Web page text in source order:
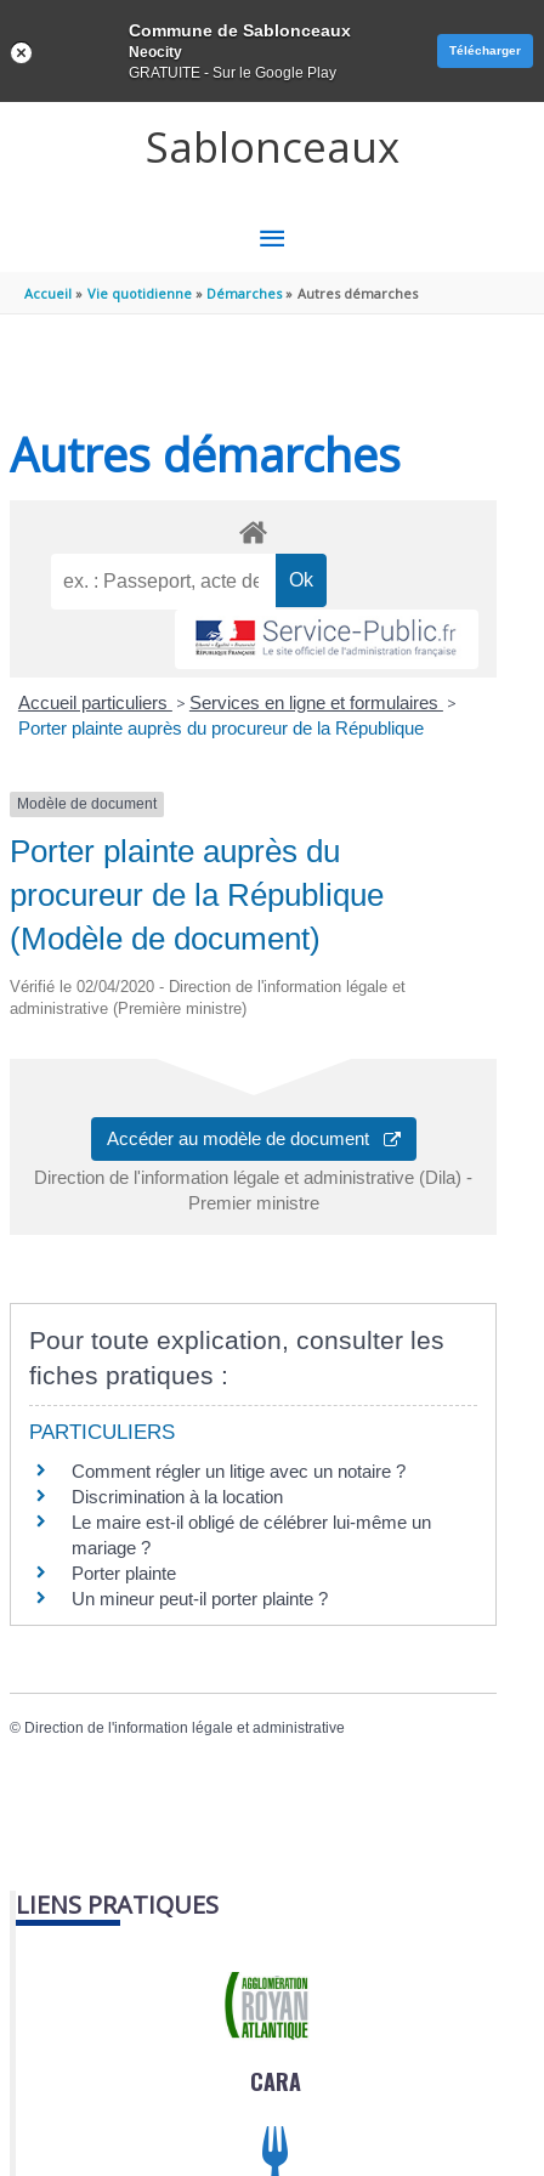
Sablonceaux
MENU
PRINCIPAL
Accueil Vie quotidienne Démarches Autres démarches
Autres démarches
Accueil particuliers > Services en ligne et formulaires >
Porter plainte auprès du procureur de la République
Modèle de document
Porter plainte auprès du
procureur de la République
(Modèle de document)
Vérifié le 02/04/2020 - Direction de l'information légale et
administrative (Première ministre)
Accéder au modèle de document
Direction de l'information légale et administrative (Dila) -
Premier ministre
Pour toute explication, consulter les
fiches pratiques :
PARTICULIERS
Comment régler un litige avec un notaire ?
Discrimination à la location
Le maire est-il obligé de célébrer lui-même un
mariage ?
Porter plainte
Un mineur peut-il porter plainte ?
© Direction de l'information légale et administrative
LIENS PRATIQUES
CARA
Commune de Sablonceaux
Neocity
GRATUITE - Sur le Google Play
Télécharger